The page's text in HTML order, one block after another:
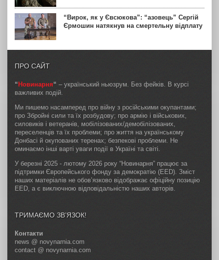
“Вирок, як у Євсюкова”: “азовець” Сергій
Єрмошин натякнув на смертельну відплату
ПРО САЙТ
“ Новинарня“ – український ньюзрум. Без фейків. В курсі
важливих подій.
Ми пишемо насамперед про війну з російськими окупантами;
про Збройні сили та їх розбудову; про армію і військових,
силовиків і ветеранів, мобілізованих/демобілізованих,
переселенців та їх проблеми; про життя на українському
Донбасі й окупованих теренах; безпекові проблеми. Не
оминаємо інші варті уваги події в Україні та світі.
У березні 2025 - лютому 2026 року “Новинарня” працює за
підтримки Європейського фонду за демократію (EED). Зміст
наших матеріалів не обов’язково відображає офіційну позицію
EED, а є виключною відповідальністю наших авторів.
ТРИМАЄМО ЗВ’ЯЗОК!
Контакти
news @ novynarnia.com
contact @ novynarnia.com